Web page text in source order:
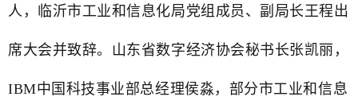
人，临沂市工业和信息化局党组成员、副局长王程出
席大会并致辞。山东省数字经济协会秘书长张凯丽，
IBM中国科技事业部总经理侯淼，部分市工业和信息